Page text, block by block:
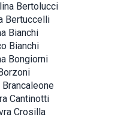
Bertolucci
Bertuccelli
Bianchi
Bianchi
Bongiorni
Brancaleone
Cantinotti
Crosilla